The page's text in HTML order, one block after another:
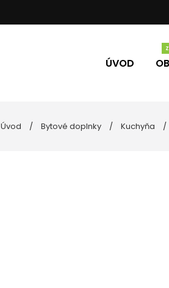
ÚVOD
Uteráky
Vône
Úvod Bytové doplnky Kuchyňa